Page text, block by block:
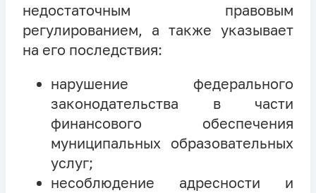
недостаточным правовым
регулированием, а также указывает
на его последствия:
нарушение федерального
законодательства в части
финансового обеспечения
муниципальных образовательных
услуг;
несоблюдение адресности и